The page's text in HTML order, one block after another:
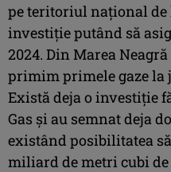
pe teritoriul naţional de
investiţie putând să
2024. Din Marea
primim primele gaze la
Există deja o investiţie
Gas şi au semnat deja
existând posibilitatea
miliard de metri cubi